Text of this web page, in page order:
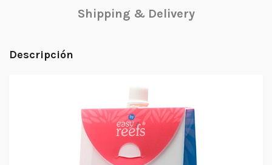
Shipping & Delivery
Descripción